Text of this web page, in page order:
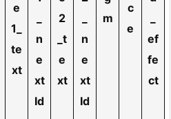
e
1_
te
xt
n
e
xt
Id
2
_t
e
xt
n
e
xt
Id
m
c
e
ef
fe
ct